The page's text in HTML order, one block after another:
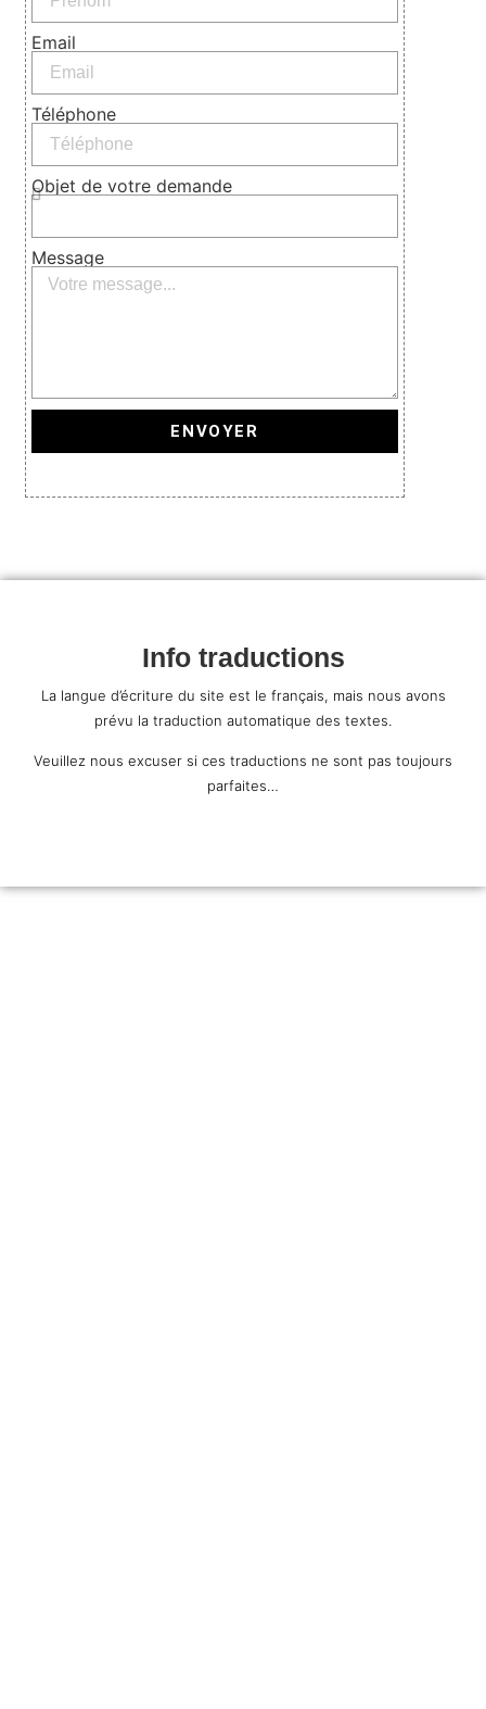
Email
Téléphone
Objet de votre demande
Message
ENVOYER
Info traductions
La langue d’écriture du site est le français, mais nous avons
prévu la traduction automatique des textes.
Veuillez nous excuser si ces traductions ne sont pas toujours
parfaites…